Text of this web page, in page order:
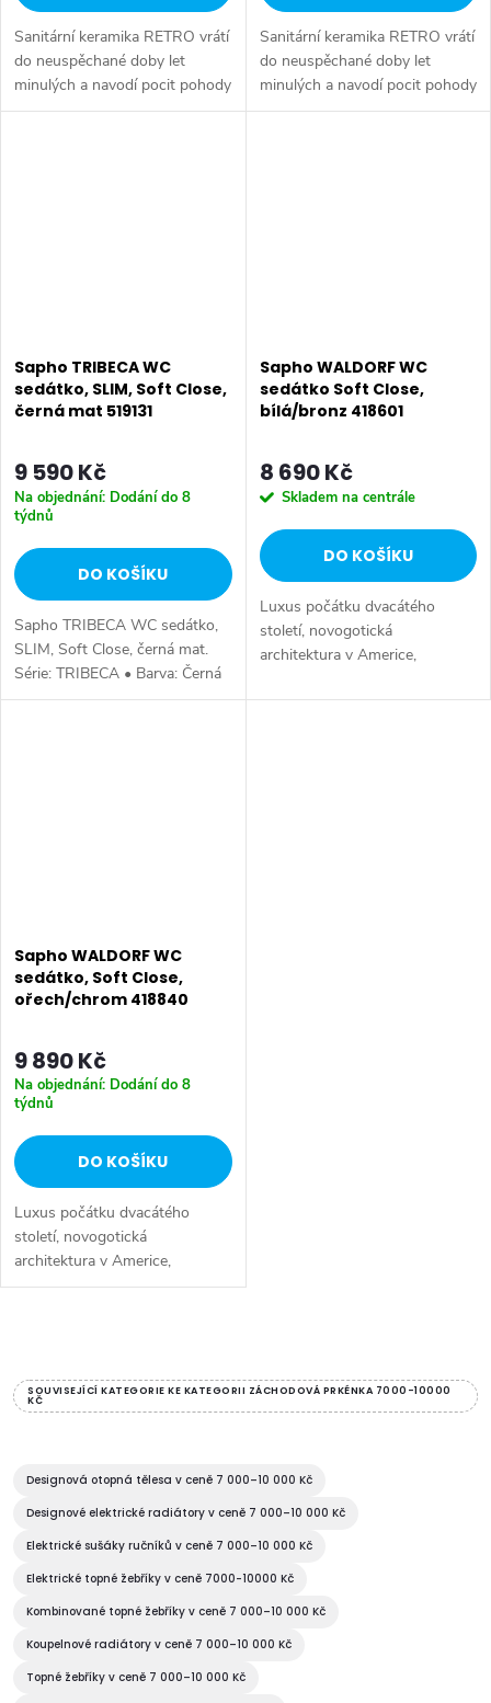
Sanitární keramika RETRO vrátí
do neuspěchané doby let
minulých a navodí pocit pohody
na starší chalupě, či
Sanitární keramika RETRO vrátí
do neuspěchané doby let
minulých a navodí pocit pohody
na starší chalupě, či
Sapho TRIBECA WC
sedátko, SLIM, Soft Close,
černá mat 519131
9 590 Kč
Na objednání: Dodání do 8
týdnů
DO KOŠÍKU
Sapho TRIBECA WC sedátko,
SLIM, Soft Close, černá mat.
Série: TRIBECA • Barva: Černá
• Materiál: Duroplast • Tvar: Pro
Sapho WALDORF WC
sedátko Soft Close,
bílá/bronz 418601
8 690 Kč
Skladem na centrále
DO KOŠÍKU
Luxus počátku dvacátého
století, novogotická
architektura v Americe,
pouze pár z mnoha asociací,
Sapho WALDORF WC
sedátko, Soft Close,
ořech/chrom 418840
9 890 Kč
Na objednání: Dodání do 8
týdnů
DO KOŠÍKU
Luxus počátku dvacátého
století, novogotická
architektura v Americe,
vznešené a elegantní linie: to je
v
á
d
a
c
SOUVISEJÍCÍ KATEGORIE KE KATEGORII ZÁCHODOVÁ PRKÉNKA 7000-10000
KČ
Designová otopná tělesa v ceně 7 000–10 000 Kč
Designové elektrické radiátory v ceně 7 000–10 000 Kč
Elektrické sušáky ručníků v ceně 7 000–10 000 Kč
Elektrické topné žebříky v ceně 7000-10000 Kč
Kombinované topné žebříky v ceně 7 000–10 000 Kč
Koupelnové radiátory v ceně 7 000–10 000 Kč
Topné žebříky v ceně 7 000–10 000 Kč